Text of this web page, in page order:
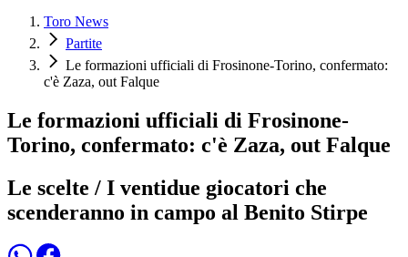
Toro News
Partite
Le formazioni ufficiali di Frosinone-Torino, confermato:
c'è Zaza, out Falque
Le formazioni ufficiali di Frosinone-
Torino, confermato: c'è Zaza, out Falque
Le scelte / I ventidue giocatori che
scenderanno in campo al Benito Stirpe